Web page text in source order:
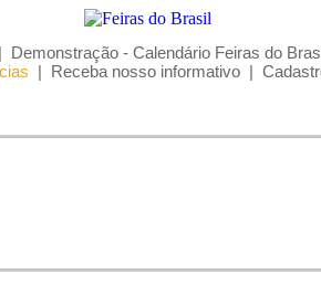
| Demonstração - Calendário Feiras do
| Receba nosso informativo |